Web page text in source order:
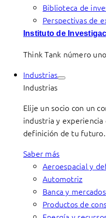
Biblioteca de
Perspectivas de
Instituto de
Think Tank número uno
Industrias
Industrias
Elije un socio con un
industria y
definición de tu futuro.
Saber más
Aeroespacial y
Automotriz
Banca y
Productos de